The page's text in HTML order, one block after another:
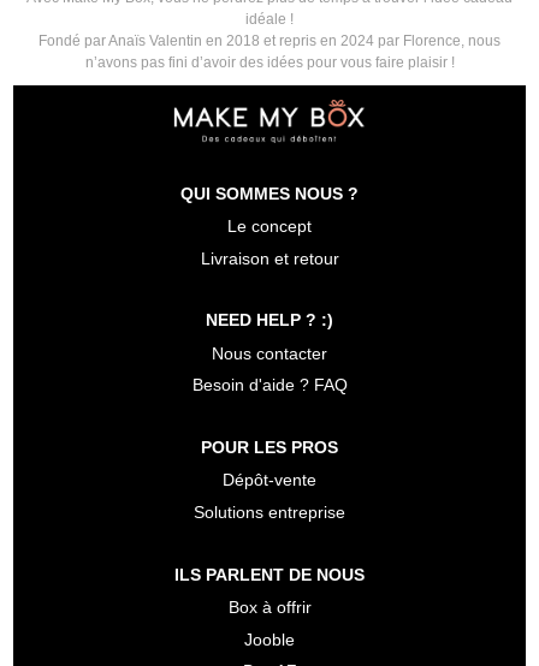
idéale !
Fondé par Anaïs Valentin en 2018 et repris en 2024 par Florence, nous
n’avons pas fini d’avoir des idées pour vous faire plaisir !
QUI SOMMES NOUS ?
Le concept
Livraison et retour
NEED HELP ? :)
Nous contacter
Besoin d'aide ? FAQ
POUR LES PROS
Dépôt-vente
Solutions entreprise
ILS PARLENT DE NOUS
Box à offrir
Jooble